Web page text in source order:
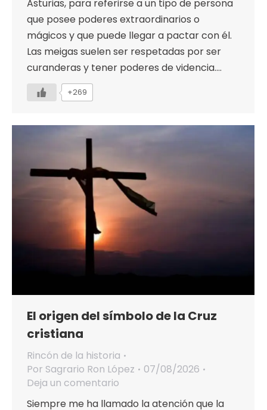
Asturias, para referirse a un tipo de persona
que posee poderes extraordinarios o
mágicos y que puede llegar a pactar con él.
Las meigas suelen ser respetadas por ser
curanderas y tener poderes de videncia.…
+269
El origen del símbolo de la Cruz
cristiana
Rincón de la historia
Por Sagrario Ron López
07/08/2026
Deja un comentario
Siempre me ha llamado la atención que la